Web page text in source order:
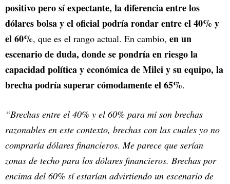
positivo pero sí expectante, la diferencia entre los
dólares bolsa y el oficial podría rondar entre el 40% y
el 60%, que es el rango actual. En cambio, en un
escenario de duda, donde se pondría en riesgo la
capacidad política y económica de Milei y su equipo, la
brecha podría superar cómodamente el 65%.
“Brechas entre el 40% y el 60% para mí son brechas
razonables en este contexto, brechas con las cuales yo no
compraría dólares financieros. Me parece que serían
zonas de techo para los dólares financieros. Brechas por
encima del 60% sí estarían advirtiendo un escenario de